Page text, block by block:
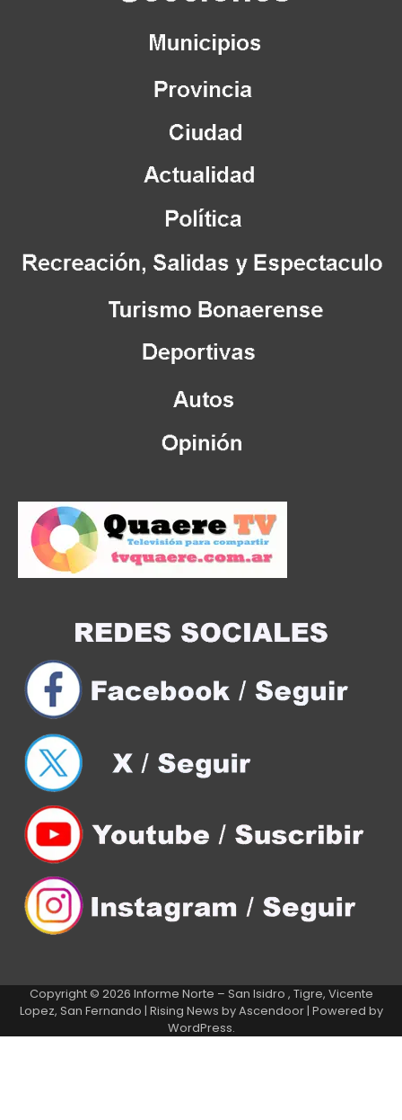
Copyright © 2026 Informe Norte – San Isidro , Tigre, Vicente
Lopez, San Fernando | Rising News byAscendoor| Powered by
WordPress.